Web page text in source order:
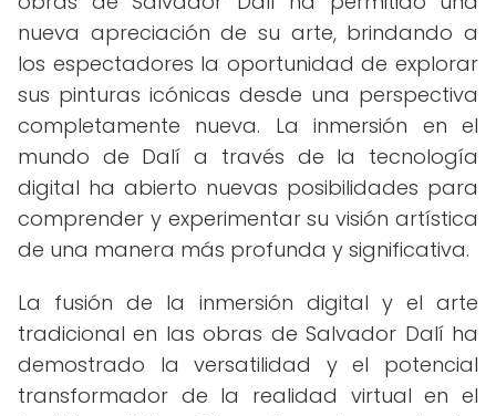
nueva apreciación de su arte, brindando a
los espectadores la oportunidad de explorar
sus pinturas icónicas desde una perspectiva
completamente nueva. La inmersión en el
mundo de Dalí a través de la tecnología
digital ha abierto nuevas posibilidades para
comprender y experimentar su visión artística
de una manera más profunda y significativa.
La fusión de la inmersión digital y el arte
tradicional en las obras de Salvador Dalí ha
demostrado la versatilidad y el potencial
transformador de la realidad virtual en el